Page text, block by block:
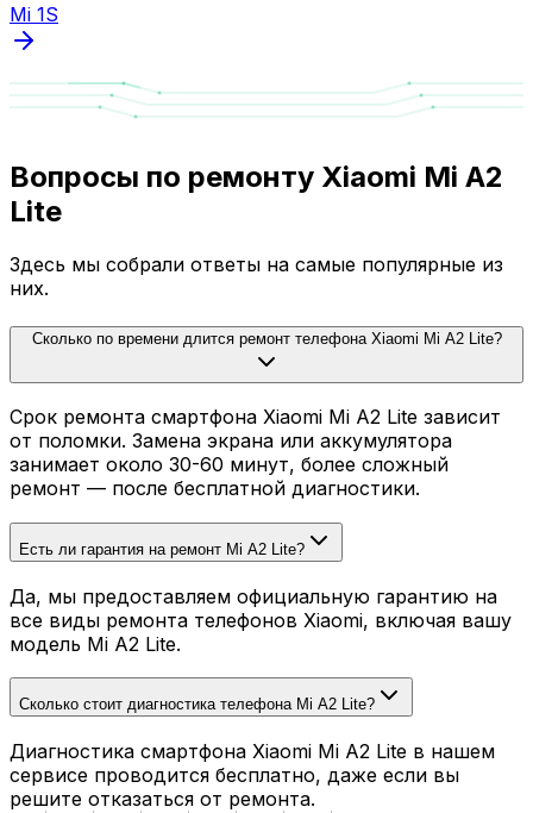
Mi 1S
Вопросы по ремонту Xiaomi Mi A2
Lite
Здесь мы собрали ответы на самые популярные из
них.
Сколько по времени длится ремонт телефона Xiaomi Mi A2 Lite?
Срок ремонта смартфона Xiaomi Mi A2 Lite зависит
от поломки. Замена экрана или аккумулятора
занимает около 30-60 минут, более сложный
ремонт — после бесплатной диагностики.
Есть ли гарантия на ремонт Mi A2 Lite?
Да, мы предоставляем официальную гарантию на
все виды ремонта телефонов Xiaomi, включая вашу
модель Mi A2 Lite.
Сколько стоит диагностика телефона Mi A2 Lite?
Диагностика смартфона Xiaomi Mi A2 Lite в нашем
сервисе проводится бесплатно, даже если вы
решите отказаться от ремонта.